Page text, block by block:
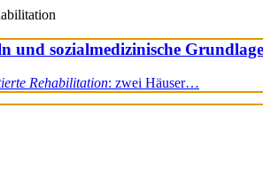
und sozialmedizinische
Rehabilitation: zwei Häuser…